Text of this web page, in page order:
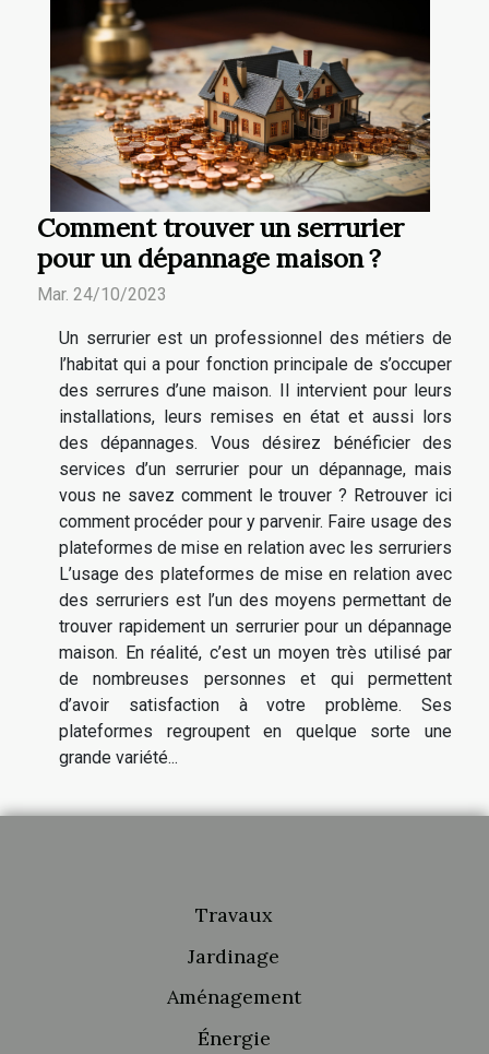
Comment trouver un serrurier
pour un dépannage maison ?
Mar. 24/10/2023
Un serrurier est un professionnel des métiers de
l’habitat qui a pour fonction principale de s’occuper
des serrures d’une maison. Il intervient pour leurs
installations, leurs remises en état et aussi lors
des dépannages. Vous désirez bénéficier des
services d’un serrurier pour un dépannage, mais
vous ne savez comment le trouver ? Retrouver ici
comment procéder pour y parvenir. Faire usage des
plateformes de mise en relation avec les serruriers
L’usage des plateformes de mise en relation avec
des serruriers est l’un des moyens permettant de
trouver rapidement un serrurier pour un dépannage
maison. En réalité, c’est un moyen très utilisé par
de nombreuses personnes et qui permettent
d’avoir satisfaction à votre problème. Ses
plateformes regroupent en quelque sorte une
grande variété...
Travaux
Jardinage
Aménagement
Énergie